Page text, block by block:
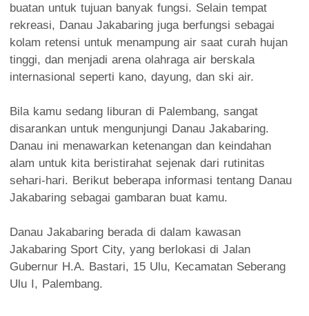
buatan untuk tujuan banyak fungsi. Selain tempat
rekreasi, Danau Jakabaring juga berfungsi sebagai
kolam retensi untuk menampung air saat curah hujan
tinggi, dan menjadi arena olahraga air berskala
internasional seperti kano, dayung, dan ski air.
Bila kamu sedang liburan di Palembang, sangat
disarankan untuk mengunjungi Danau Jakabaring.
Danau ini menawarkan ketenangan dan keindahan
alam untuk kita beristirahat sejenak dari rutinitas
sehari-hari. Berikut beberapa informasi tentang Danau
Jakabaring sebagai gambaran buat kamu.
Danau Jakabaring berada di dalam kawasan
Jakabaring Sport City, yang berlokasi di Jalan
Gubernur H.A. Bastari, 15 Ulu, Kecamatan Seberang
Ulu I, Palembang.